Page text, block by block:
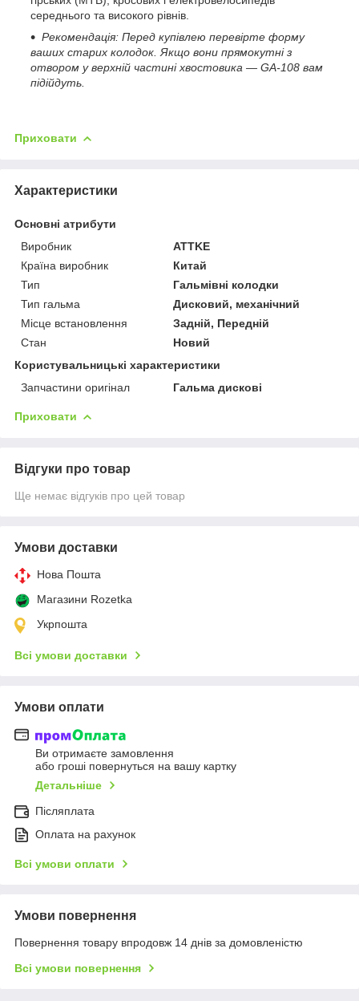
середнього та високого рівнів.
Рекомендація: Перед купівлею перевірте форму
ваших старих колодок. Якщо вони прямокутні з
отвором у верхній частині хвостовика — GA-108 вам
підійдуть.
Приховати
Характеристики
Основні атрибути
Виробник
ATTKE
Країна виробник
Китай
Тип
Гальмівні колодки
Тип гальма
Дисковий, механічний
Місце встановлення
Задній, Передній
Стан
Новий
Користувальницькі характеристики
Запчастини оригінал
Гальма дискові
Приховати
Відгуки про товар
Ще немає відгуків про цей товар
Умови доставки
Нова Пошта
Магазини Rozetka
Укрпошта
Всі умови доставки
Умови оплати
Ви отримаєте замовлення
або гроші повернуться на вашу картку
Детальніше
Післяплата
Оплата на рахунок
Всі умови оплати
Умови повернення
Повернення товару впродовж 14 днів за домовленістю
Всі умови повернення